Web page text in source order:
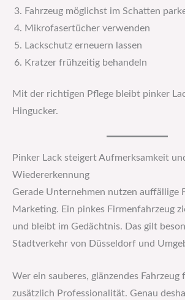
Fahrzeug möglichst im Schatten
Mikrofasertücher verwenden
Lackschutz erneuern lassen
Kratzer frühzeitig behandeln
Mit der richtigen Pflege bleibt pinker
Hingucker.
Pinker Lack steigert Aufmerksamkeit
Wiedererkennung
Gerade Unternehmen nutzen auffällige
Marketing. Ein pinkes Firmenfahrzeug
und bleibt im Gedächtnis. Das gilt
Stadtverkehr von Düsseldorf und
Wer ein sauberes, glänzendes
zusätzlich Professionalität. Genau